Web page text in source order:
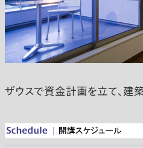
ザウスで資金計画を立て、建